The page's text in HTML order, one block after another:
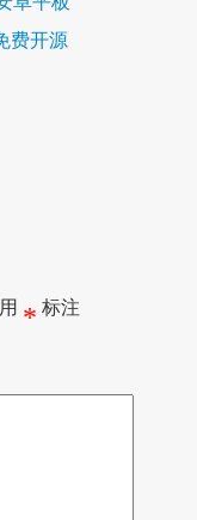
费开源
* 标注